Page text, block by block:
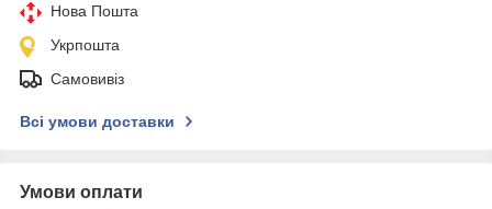
Нова Пошта
Укрпошта
Самовивіз
Всі умови доставки
Умови оплати